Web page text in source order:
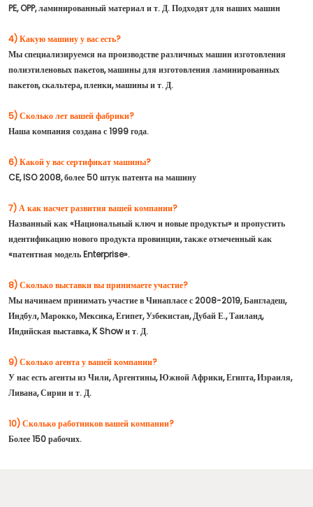
PE, OPP, ламинированный материал и т. Д. Подходят для наших машин
4) Какую машину у вас есть?
Мы специализируемся на производстве различных машин изготовления
полиэтиленовых пакетов, машины для изготовления ламинированных
пакетов, скальтера, пленки, машины и т. Д.
5) Сколько лет вашей фабрики?
Наша компания создана с 1999 года.
6) Какой у вас сертификат машины?
CE, ISO 2008, более 50 штук патента на машину
7) А как насчет развития вашей компании?
Названный как «Национальный ключ и новые продукты» и пропустить
идентификацию нового продукта провинции, также отмеченный как
«патентная модель Enterprise».
8) Сколько выставки вы принимаете участие?
Мы начинаем принимать участие в Чинапласе с 2008-2019, Бангладеш,
Индбул, Марокко, Мексика, Египет, Узбекистан, Дубай Е., Таиланд,
Индийская выставка, K Show и т. Д.
9) Сколько агента у вашей компании?
У нас есть агенты из Чили, Аргентины, Южной Африки, Египта, Израиля,
Ливана, Сирии и т. Д.
10) Сколько работников вашей компании?
Более 150 рабочих.